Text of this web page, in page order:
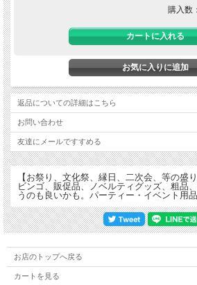
購入数：
返品についての詳細はこちら
お問い合わせ
友達にメールですすめる
【お祭り、文化祭、縁日、二次会、等の盛
ビンゴ、販促品、ノベルティグッズ、粗品
うのも良いかも。パーティー・イベント用
お店のトップへ戻る
カートを見る